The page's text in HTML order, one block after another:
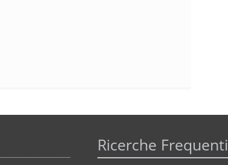
Ricerche Frequenti